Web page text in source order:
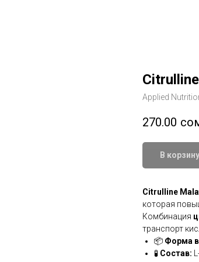
Applied
270.00
В корзину
Citrulline
которая
Комбинация
транспорт
📦 Форма
🧪 Состав: